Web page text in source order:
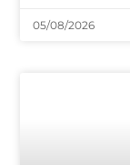
05/08/2026